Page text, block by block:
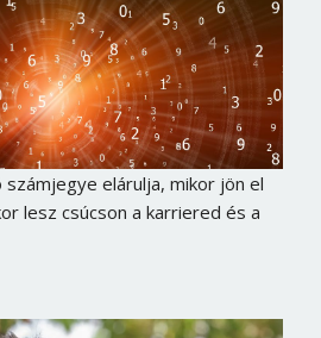
elárulja, mikor jön el
lesz csúcson a karriered és a